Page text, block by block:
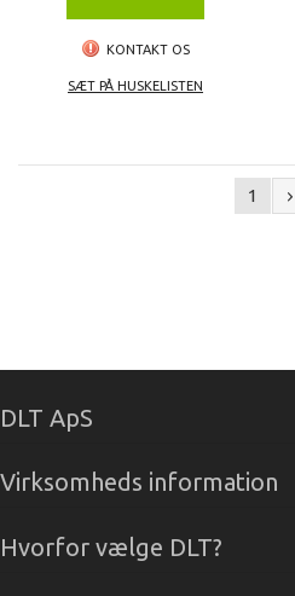
KONTAKT OS
SÆT PÅ HUSKELISTEN
1
DLT ApS
Virksomheds information
Hvorfor vælge DLT?